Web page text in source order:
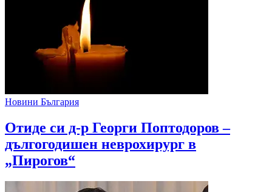
Новини България
Отиде си д-р Георги Поптодоров –
дългогодишен неврохирург в
„Пирогов“